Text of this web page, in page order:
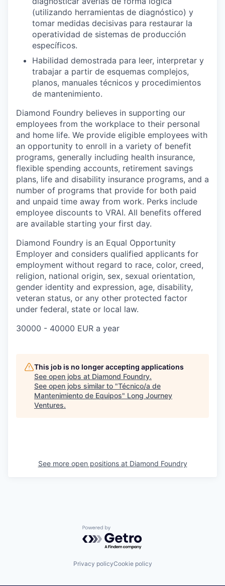
(utilizando herramientas de diagnóstico) y
tomar medidas decisivas para restaurar la
operatividad de sistemas de producción
específicos.
Habilidad demostrada para leer, interpretar y
trabajar a partir de esquemas complejos,
planos, manuales técnicos y procedimientos
de mantenimiento.
Diamond Foundry believes in supporting our
employees from the workplace to their personal
and home life. We provide eligible employees with
an opportunity to enroll in a variety of benefit
programs, generally including health insurance,
flexible spending accounts, retirement savings
plans, life and disability insurance programs, and a
number of programs that provide for both paid
and unpaid time away from work. Perks include
employee discounts to VRAI. All benefits offered
are available starting your first day.
Diamond Foundry is an Equal Opportunity
Employer and considers qualified applicants for
employment without regard to race, color, creed,
religion, national origin, sex, sexual orientation,
gender identity and expression, age, disability,
veteran status, or any other protected factor
under federal, state or local law.
30000 - 40000 EUR a year
This job is no longer accepting applications
See open jobs at Diamond Foundry.
See open jobs similar to "Técnico/a de
Mantenimiento de Equipos" Long Journey
Ventures.
See more open positions at Diamond Foundry
Powered by Getro.com
Privacy policyCookie policy